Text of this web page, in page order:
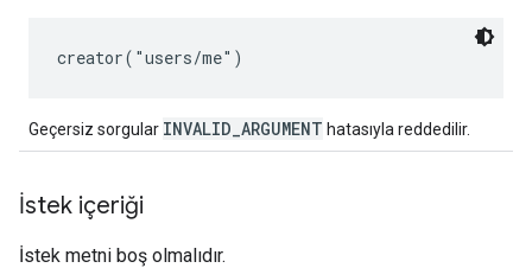
Geçersiz sorgular INVALID_ARGUMENT hatasıyla reddedilir.
İstek içeriği
İstek metni boş olmalıdır.